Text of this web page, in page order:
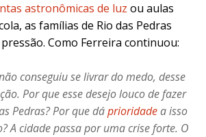
astronômicas de luz ou aulas
as famílias de Rio das Pedras
Como Ferreira continuou:
conseguiu se livrar do medo, desse
Por que esse desejo louco de fazer
Pedras? Por que dáprioridadea isso
A cidade passa por uma crise forte. O